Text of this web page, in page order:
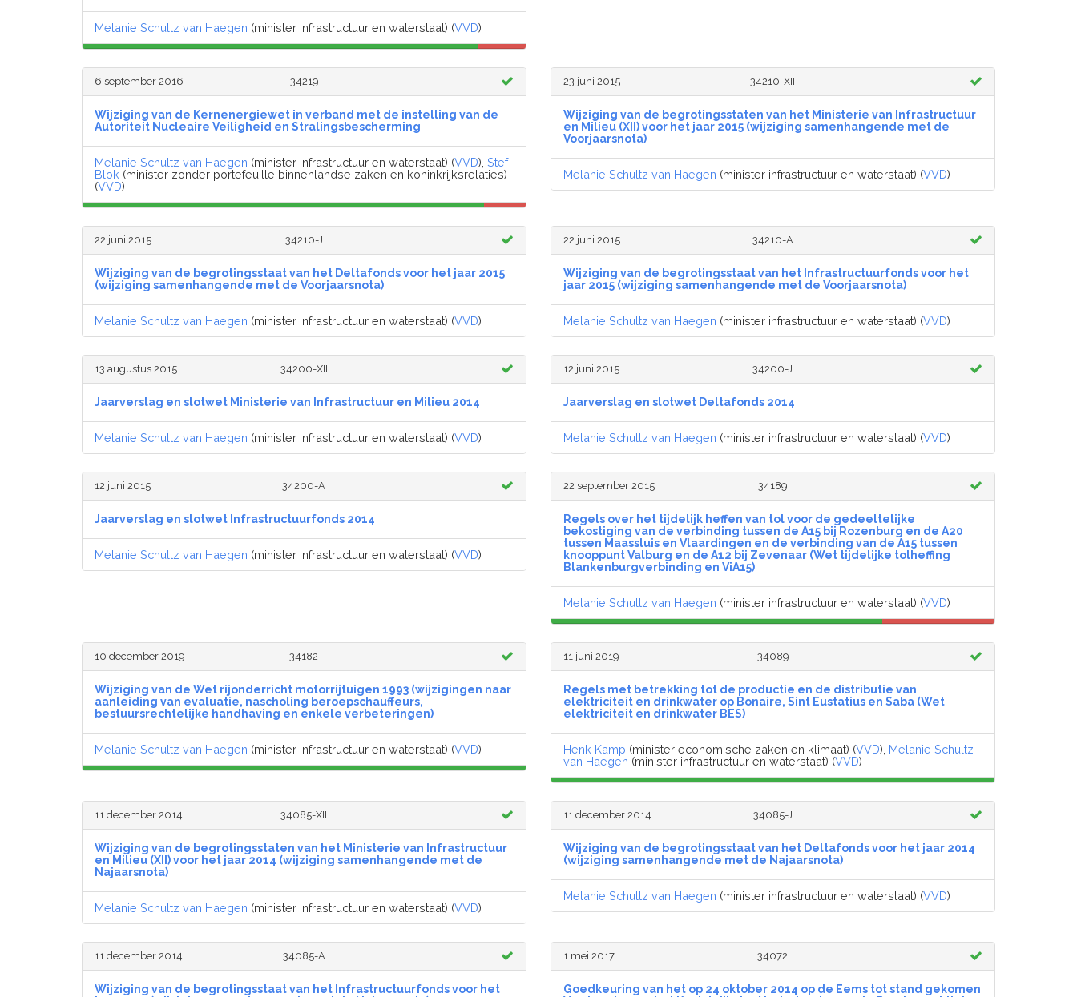
Melanie Schultz van Haegen (minister infrastructuur en waterstaat) (VVD)
6 september 2016 34219
Wijziging van de Kernenergiewet in verband met de instelling van de
Autoriteit Nucleaire Veiligheid en Stralingsbescherming
Melanie Schultz van Haegen (minister infrastructuur en waterstaat) (VVD), Stef
Blok (minister zonder portefeuille binnenlandse zaken en koninkrijksrelaties)
(VVD)
23 juni 2015 34210-XII
Wijziging van de begrotingsstaten van het Ministerie van Infrastructuur
en Milieu (XII) voor het jaar 2015 (wijziging samenhangende met de
Voorjaarsnota)
Melanie Schultz van Haegen (minister infrastructuur en waterstaat) (VVD)
22 juni 2015 34210-J
Wijziging van de begrotingsstaat van het Deltafonds voor het jaar 2015
(wijziging samenhangende met de Voorjaarsnota)
Melanie Schultz van Haegen (minister infrastructuur en waterstaat) (VVD)
22 juni 2015 34210-A
Wijziging van de begrotingsstaat van het Infrastructuurfonds voor het
jaar 2015 (wijziging samenhangende met de Voorjaarsnota)
Melanie Schultz van Haegen (minister infrastructuur en waterstaat) (VVD)
13 augustus 2015 34200-XII
Jaarverslag en slotwet Ministerie van Infrastructuur en Milieu 2014
Melanie Schultz van Haegen (minister infrastructuur en waterstaat) (VVD)
12 juni 2015 34200-J
Jaarverslag en slotwet Deltafonds 2014
Melanie Schultz van Haegen (minister infrastructuur en waterstaat) (VVD)
12 juni 2015 34200-A
Jaarverslag en slotwet Infrastructuurfonds 2014
Melanie Schultz van Haegen (minister infrastructuur en waterstaat) (VVD)
22 september 2015 34189
Regels over het tijdelijk heffen van tol voor de gedeeltelijke
bekostiging van de verbinding tussen de A15 bij Rozenburg en de A20
tussen Maassluis en Vlaardingen en de verbinding van de A15 tussen
knooppunt Valburg en de A12 bij Zevenaar (Wet tijdelijke tolheffing
Blankenburgverbinding en ViA15)
Melanie Schultz van Haegen (minister infrastructuur en waterstaat) (VVD)
10 december 2019 34182
Wijziging van de Wet rijonderricht motorrijtuigen 1993 (wijzigingen naar
aanleiding van evaluatie, nascholing beroepschauffeurs,
bestuursrechtelijke handhaving en enkele verbeteringen)
Melanie Schultz van Haegen (minister infrastructuur en waterstaat) (VVD)
11 juni 2019 34089
Regels met betrekking tot de productie en de distributie van
elektriciteit en drinkwater op Bonaire, Sint Eustatius en Saba (Wet
elektriciteit en drinkwater BES)
Henk Kamp (minister economische zaken en klimaat) (VVD), Melanie Schultz
van Haegen (minister infrastructuur en waterstaat) (VVD)
11 december 2014 34085-XII
Wijziging van de begrotingsstaten van het Ministerie van Infrastructuur
en Milieu (XII) voor het jaar 2014 (wijziging samenhangende met de
Najaarsnota)
Melanie Schultz van Haegen (minister infrastructuur en waterstaat) (VVD)
11 december 2014 34085-J
Wijziging van de begrotingsstaat van het Deltafonds voor het jaar 2014
(wijziging samenhangende met de Najaarsnota)
Melanie Schultz van Haegen (minister infrastructuur en waterstaat) (VVD)
11 december 2014 34085-A
Wijziging van de begrotingsstaat van het Infrastructuurfonds voor het
1 mei 2017 34072
Goedkeuring van het op 24 oktober 2014 op de Eems tot stand gekomen